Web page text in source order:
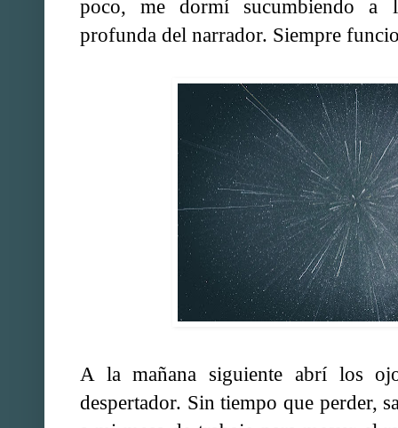
poco, me dormí sucumbiendo a
profunda del narrador. Siempre
A la mañana siguiente abrí los
despertador. Sin tiempo que perder,